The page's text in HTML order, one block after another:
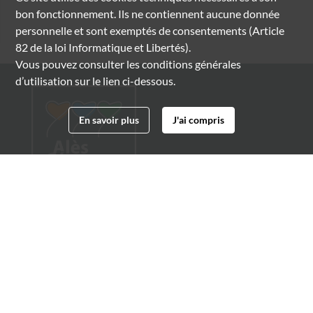
bon fonctionnement. Ils ne contiennent aucune donnée
personnelle et sont exemptés de consentements (Article
82 de la loi Informatique et Libertés).
Vous pouvez consulter les conditions générales
d’utilisation sur le lien ci-dessous.
En savoir plus J'ai compris